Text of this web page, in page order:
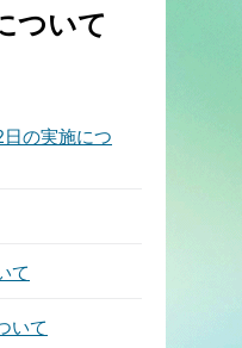
ついて
の実施につ
て
いて